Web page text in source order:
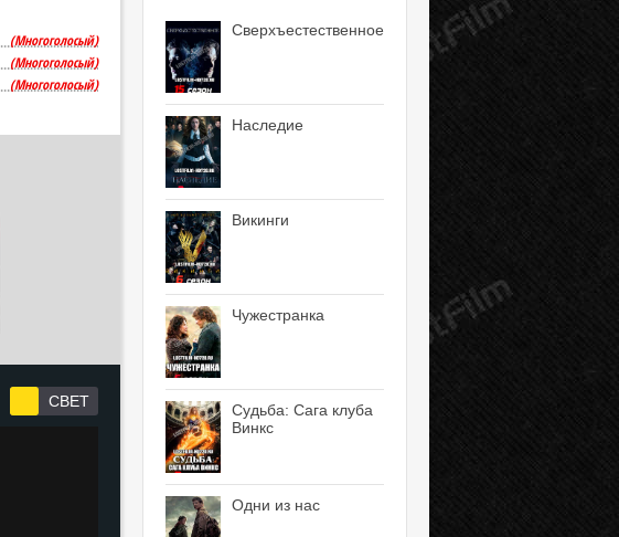
(Многоголосый)
(Многоголосый)
(Многоголосый)
Сверхъестественное
Наследие
Викинги
Чужестранка
Судьба: Сага клуба
Винкс
Одни из нас